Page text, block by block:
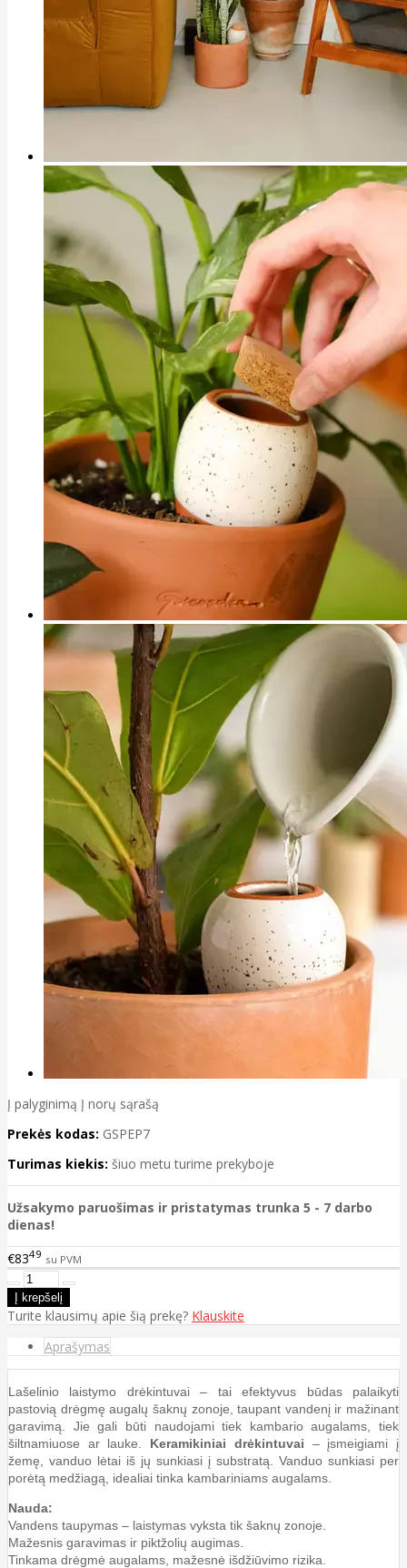
Į palyginimą Į norų sąrašą
Prekės kodas: GSPEP7
Turimas kiekis: šiuo metu turime prekyboje
Užsakymo paruošimas ir pristatymas trunka 5 - 7 darbo
dienas!
€8349 su PVM
Turite klausimų apie šią prekę? Klauskite
Aprašymas
Lašelinio laistymo drėkintuvai – tai efektyvus būdas palaikyti
pastovią drėgmę augalų šaknų zonoje, taupant vandenį ir mažinant
garavimą. Jie gali būti naudojami tiek kambario augalams, tiek
šiltnamiuose ar lauke. Keramikiniai drėkintuvai – įsmeigiami į
žemę, vanduo lėtai iš jų sunkiasi į substratą. Vanduo sunkiasi per
porėtą medžiagą, idealiai tinka kambariniams augalams.
Nauda:
Vandens taupymas – laistymas vyksta tik šaknų zonoje.
Mažesnis garavimas ir piktžolių augimas.
Tinkama drėgmė augalams, mažesnė išdžiūvimo rizika.